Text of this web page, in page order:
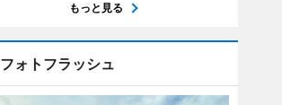
もっと見る
フォトフラッシュ